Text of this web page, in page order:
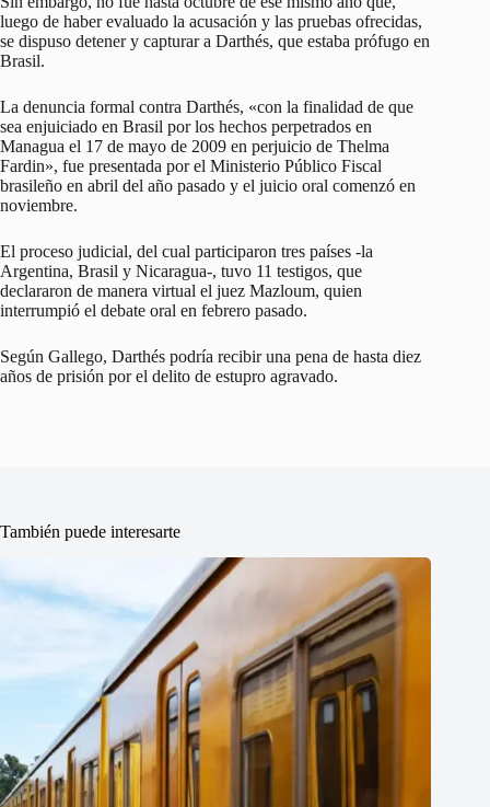
luego de haber evaluado la acusación y las pruebas ofrecidas,
se dispuso detener y capturar a Darthés, que estaba prófugo en
Brasil.
La denuncia formal contra Darthés, «con la finalidad de que
sea enjuiciado en Brasil por los hechos perpetrados en
Managua el 17 de mayo de 2009 en perjuicio de Thelma
Fardin», fue presentada por el Ministerio Público Fiscal
brasileño en abril del año pasado y el juicio oral comenzó en
noviembre.
El proceso judicial, del cual participaron tres países -la
Argentina, Brasil y Nicaragua-, tuvo 11 testigos, que
declararon de manera virtual el juez Mazloum, quien
interrumpió el debate oral en febrero pasado.
Según Gallego, Darthés podría recibir una pena de hasta diez
años de prisión por el delito de estupro agravado.
También puede interesarte